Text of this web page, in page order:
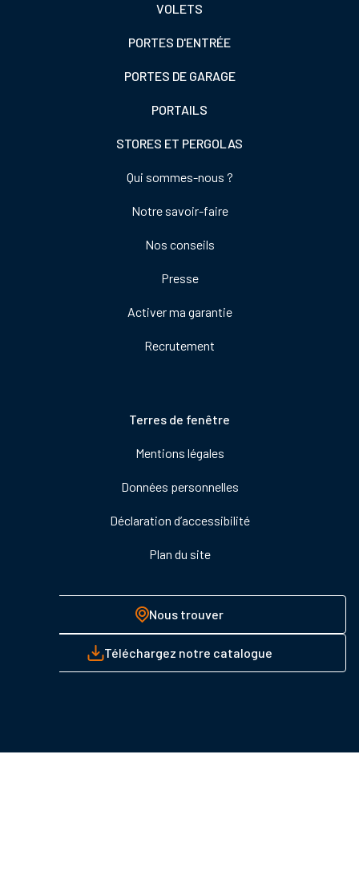
VOLETS
PORTES D'ENTRÉE
PORTES DE GARAGE
PORTAILS
STORES ET PERGOLAS
Qui sommes-nous ?
Notre savoir-faire
Nos conseils
Presse
Activer ma garantie
Recrutement
Terres de fenêtre
Mentions légales
Données personnelles
Déclaration d’accessibilité
Plan du site
Nous trouver
Téléchargez notre catalogue